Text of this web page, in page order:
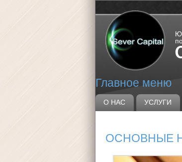
Главное меню
О НАС УСЛУГИ
ОСНОВНЫЕ